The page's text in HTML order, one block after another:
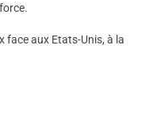
face aux Etats-Unis, à la